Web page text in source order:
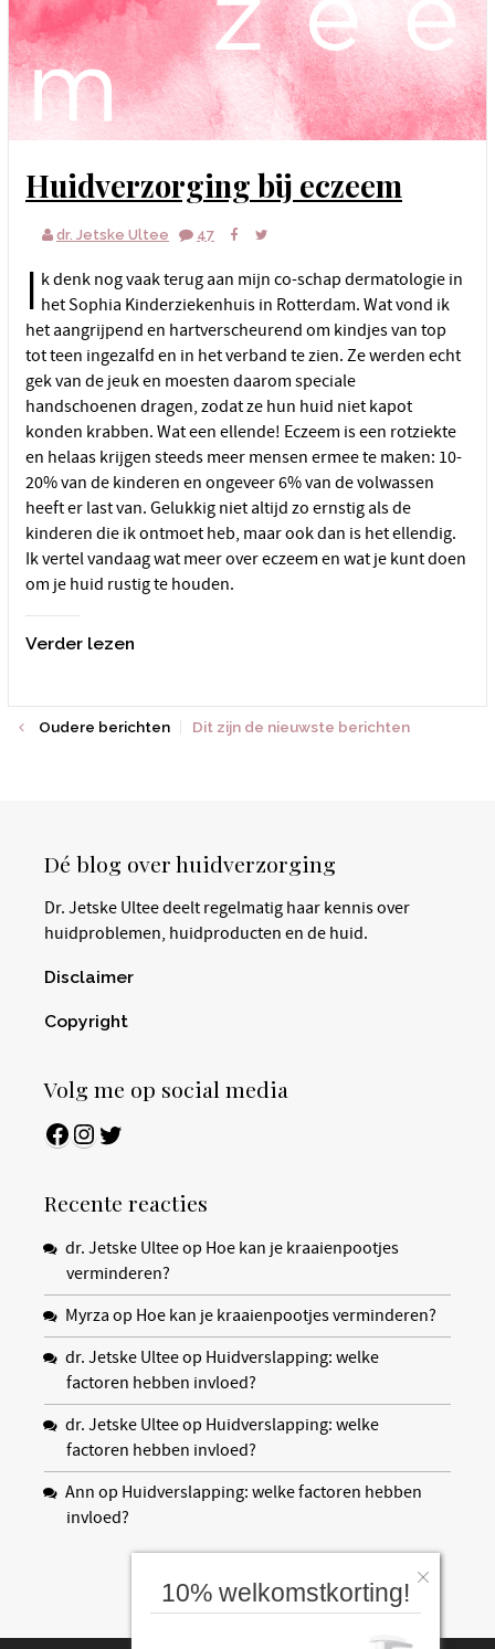
Huidverzorging bij eczeem
dr. Jetske Ultee 47
I k denk nog vaak terug aan mijn co-schap dermatologie in
het Sophia Kinderziekenhuis in Rotterdam. Wat vond ik
het aangrijpend en hartverscheurend om kindjes van top
tot teen ingezalfd en in het verband te zien. Ze werden echt
gek van de jeuk en moesten daarom speciale
handschoenen dragen, zodat ze hun huid niet kapot
konden krabben. Wat een ellende! Eczeem is een rotziekte
en helaas krijgen steeds meer mensen ermee te maken: 10-
20% van de kinderen en ongeveer 6% van de volwassen
heeft er last van. Gelukkig niet altijd zo ernstig als de
kinderen die ik ontmoet heb, maar ook dan is het ellendig.
Ik vertel vandaag wat meer over eczeem en wat je kunt doen
om je huid rustig te houden.
Verder lezen
Oudere berichten Dit zijn de nieuwste berichten
Dé blog over huidverzorging
Dr. Jetske Ultee deelt regelmatig haar kennis over
huidproblemen, huidproducten en de huid.
Disclaimer
Copyright
Volg me op social media
Facebook
Instagram
Twitter
Recente reacties
dr. Jetske Ulteeop Hoe kan je kraaienpootjes
verminderen?
Myrza op Hoe kan je kraaienpootjes verminderen?
dr. Jetske Ulteeop Huidverslapping: welke
factoren hebben invloed?
dr. Jetske Ulteeop Huidverslapping: welke
factoren hebben invloed?
Ann op Huidverslapping: welke factoren hebben
invloed?
10% welkomstkorting!